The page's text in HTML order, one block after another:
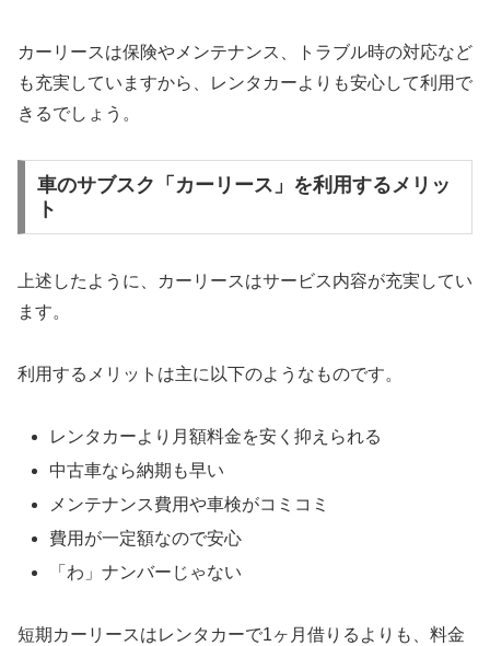
カーリースは保険やメンテナンス、トラブル時の対応など
も充実していますから、レンタカーよりも安心して利用で
きるでしょう。
車のサブスク「カーリース」を利用するメリッ
ト
上述したように、カーリースはサービス内容が充実してい
ます。
利用するメリットは主に以下のようなものです。
レンタカーより月額料金を安く抑えられる
中古車なら納期も早い
メンテナンス費用や車検がコミコミ
費用が一定額なので安心
「わ」ナンバーじゃない
短期カーリースはレンタカーで1ヶ月借りるよりも、料金